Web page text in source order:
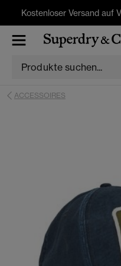
Kostenloser Versand auf
ACCESSOIRES